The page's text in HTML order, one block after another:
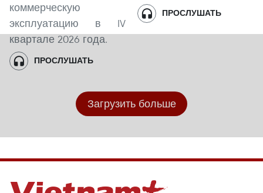
коммерческую
эксплуатацию в IV
квартале 2026 года.
ПРОСЛУШАТЬ
ПРОСЛУШАТЬ
Загрузить больше